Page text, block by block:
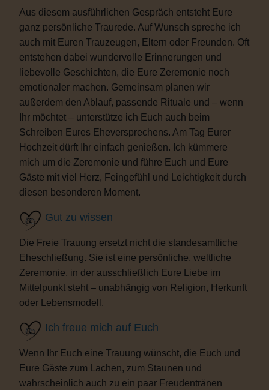
Aus diesem ausführlichen Gespräch entsteht Eure
ganz persönliche Traurede. Auf Wunsch spreche ich
auch mit Euren Trauzeugen, Eltern oder Freunden. Oft
entstehen dabei wundervolle Erinnerungen und
liebevolle Geschichten, die Eure Zeremonie noch
emotionaler machen. Gemeinsam planen wir
außerdem den Ablauf, passende Rituale und – wenn
Ihr möchtet – unterstütze ich Euch auch beim
Schreiben Eures Eheversprechens. Am Tag Eurer
Hochzeit dürft Ihr einfach genießen. Ich kümmere
mich um die Zeremonie und führe Euch und Eure
Gäste mit viel Herz, Feingefühl und Leichtigkeit durch
diesen besonderen Moment.
Gut zu wissen
Die Freie Trauung ersetzt nicht die standesamtliche
Eheschließung. Sie ist eine persönliche, weltliche
Zeremonie, in der ausschließlich Eure Liebe im
Mittelpunkt steht – unabhängig von Religion, Herkunft
oder Lebensmodell.
Ich freue mich auf Euch
Wenn Ihr Euch eine Trauung wünscht, die Euch und
Eure Gäste zum Lachen, zum Staunen und
wahrscheinlich auch zu ein paar Freudentränen